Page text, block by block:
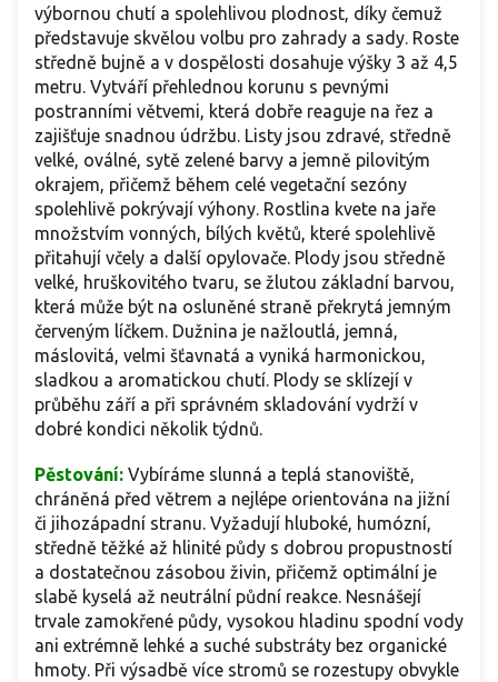
výbornou chutí a spolehlivou plodnost, díky čemuž
představuje skvělou volbu pro zahrady a sady. Roste
středně bujně a v dospělosti dosahuje výšky 3 až 4,5
metru. Vytváří přehlednou korunu s pevnými
postranními větvemi, která dobře reaguje na řez a
zajišťuje snadnou údržbu. Listy jsou zdravé, středně
velké, oválné, sytě zelené barvy a jemně pilovitým
okrajem, přičemž během celé vegetační sezóny
spolehlivě pokrývají výhony. Rostlina kvete na jaře
množstvím vonných, bílých květů, které spolehlivě
přitahují včely a další opylovače. Plody jsou středně
velké, hruškovitého tvaru, se žlutou základní barvou,
která může být na osluněné straně překrytá jemným
červeným líčkem. Dužnina je nažloutlá, jemná,
máslovitá, velmi šťavnatá a vyniká harmonickou,
sladkou a aromatickou chutí. Plody se sklízejí v
průběhu září a při správném skladování vydrží v
dobré kondici několik týdnů.
Pěstování: Vybíráme slunná a teplá stanoviště,
chráněná před větrem a nejlépe orientována na jižní
či jihozápadní stranu. Vyžadují hluboké, humózní,
středně těžké až hlinité půdy s dobrou propustností
a dostatečnou zásobou živin, přičemž optimální je
slabě kyselá až neutrální půdní reakce. Nesnášejí
trvale zamokřené půdy, vysokou hladinu spodní vody
ani extrémně lehké a suché substráty bez organické
hmoty. Při výsadbě více stromů se rozestupy obvykle